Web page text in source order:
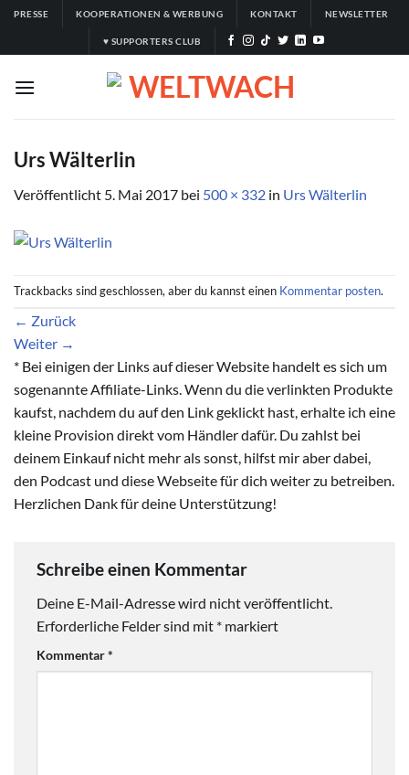
Zum
springen
PRESSE KOOPERATIONEN & WERBUNG KONTAKT NEWSLETTER
♥ SUPPORTERS CLUB
Urs Wälterlin
Veröffentlicht 5. Mai 2017 bei 500 × 332 in Urs Wälterlin
Trackbacks sind geschlossen, aber du kannst einen Kommentar posten.
← Zurück
Weiter →
* Bei einigen der Links auf dieser Website handelt es sich um
sogenannte Affiliate-Links. Wenn du die verlinkten Produkte
kaufst, nachdem du auf den Link geklickt hast, erhalte ich eine
kleine Provision direkt vom Händler dafür. Du zahlst bei
deinem Einkauf nicht mehr als sonst, hilfst mir aber dabei,
den Podcast und diese Webseite für dich weiter zu betreiben.
Herzlichen Dank für deine Unterstützung!
Schreibe einen Kommentar
Deine E-Mail-Adresse wird nicht veröffentlicht.
Erforderliche Felder sind mit * markiert
Kommentar*